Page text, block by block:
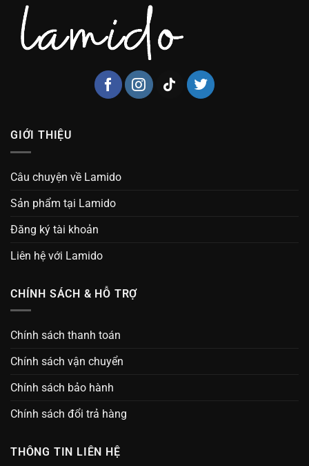
GIỚI THIỆU
Câu chuyện về Lamido
Sản phẩm tại Lamido
Đăng ký tài khoản
Liên hệ với Lamido
CHÍNH SÁCH & HỖ TRỢ
Chính sách thanh toán
Chính sách vận chuyển
Chính sách bảo hành
Chính sách đổi trả hàng
THÔNG TIN LIÊN HỆ